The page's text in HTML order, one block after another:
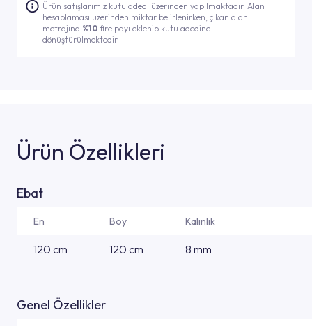
Ürün satışlarımız kutu adedi üzerinden yapılmaktadır. Alan
hesaplaması üzerinden miktar belirlenirken, çıkan alan
metrajına %10fire payı eklenip kutu adedine
dönüştürülmektedir.
Ürün Özellikleri
Ebat
En Boy Kalınlık
120 cm 120 cm 8 mm
Genel Özellikler